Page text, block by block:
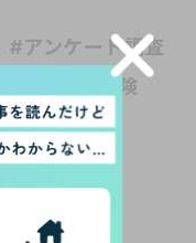
#アンケート調査
#がん保険
#ペット保険
#介護保険